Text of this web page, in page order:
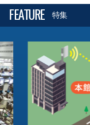
FEATURE 特集